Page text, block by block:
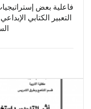
فاعلية بعض
التعبير الكتابي